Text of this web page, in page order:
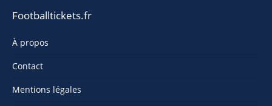
Footballtickets.fr
À propos
Contact
Mentions légales